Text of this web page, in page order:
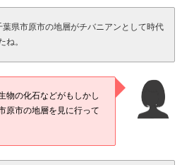
葉県市原市の地層がチバニアンとして時代
ね。
物の化石などがもしかし
原市の地層を見に行って